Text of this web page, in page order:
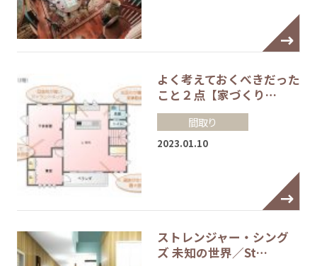
よく考えておくべきだった
こと２点【家づくり…
間取り
2023.01.10
ストレンジャー・シング
ズ 未知の世界／St…